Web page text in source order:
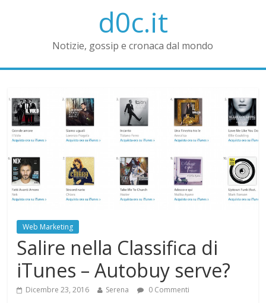
d0c.it
Notizie, gossip e cronaca dal mondo
Web Marketing
Salire nella Classifica di
iTunes – Autobuy serve?
Dicembre 23, 2016 Serena 0 Commenti